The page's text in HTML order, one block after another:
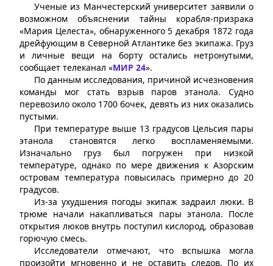
Ученые из Манчестерский университет заявили о
возможном объяснении тайны корабля-призрака
«Мария Целеста», обнаруженного 5 декабря 1872 года
дрейфующим в Северной Атлантике без экипажа. Груз
и личные вещи на борту остались нетронутыми,
сообщает телеканал «МИР 24».
По данным исследования, причиной исчезновения
команды мог стать взрыв паров этанола. Судно
перевозило около 1700 бочек, девять из них оказались
пустыми.
При температуре выше 13 градусов Цельсия пары
этанола становятся легко воспламеняемыми.
Изначально груз был погружен при низкой
температуре, однако по мере движения к Азорским
островам температура повысилась примерно до 20
градусов.
Из-за ухудшения погоды экипаж задраил люки. В
трюме начали накапливаться пары этанола. После
открытия люков внутрь поступил кислород, образовав
горючую смесь.
Исследователи отмечают, что вспышка могла
произойти мгновенно и не оставить следов. По их